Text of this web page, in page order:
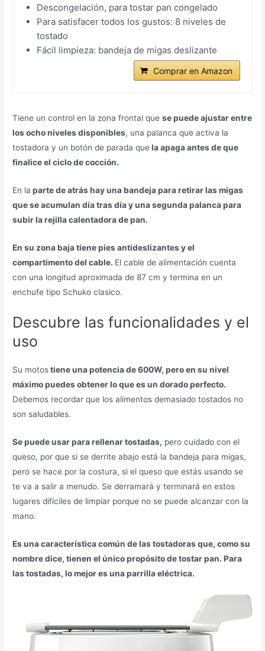
Descongelación, para tostar pan congelado
Para satisfacer todos los gustos: 8 niveles de
tostado
Fácil limpieza: bandeja de migas deslizante
Comprar en Amazon
Tiene un control en la zona frontal quese puede ajustar entre
los ocho niveles disponibles, una palanca que activa la
tostadora y un botón de parada quela apaga antes de que
finalice el ciclo de cocción.
En la parte de atrás hay una bandeja para retirar las migas
que se acumulan día tras día y una segunda palanca para
subir la rejilla calentadora de pan.
En su zona baja tiene pies antideslizantes y el
compartimento del cable. El cable de alimentación cuenta
con una longitud aproximada de 87 cm y termina en un
enchufe tipo Schuko clasico.
Descubre las funcionalidades y el
uso
Su motostiene una potencia de 600W, pero en su nivel
máximo puedes obtener lo que es un dorado perfecto.
Debemos recordar que los alimentos demasiado tostados no
son saludables.
Se puede usar para rellenar tostadas, pero cuidado con el
queso, por que si se derrite abajo está la bandeja para migas,
pero se hace por la costura, si el queso que estás usando se
te va a salir a menudo. Se derramará y terminará en estos
lugares difíciles de limpiar porque no se puede alcanzar con la
mano.
Es una característica común de las tostadoras que, como su
nombre dice, tienen el único propósito de tostar pan. Para
las tostadas, lo mejor es una parrilla eléctrica.